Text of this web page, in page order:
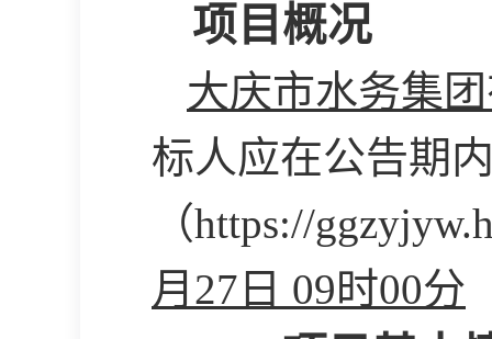
项目概况
大庆市水务集
标人应在公告期
（https://
月27日 09时00分